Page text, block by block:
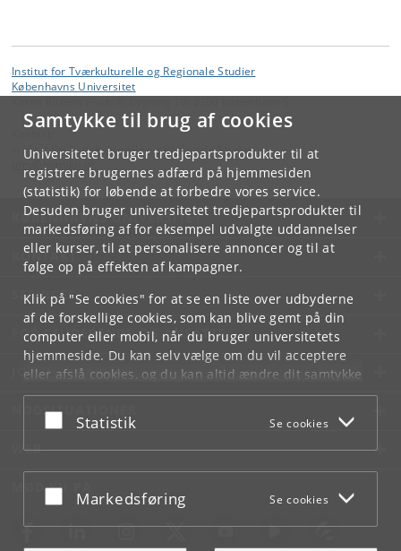
Samtykke til brug af cookies
Universitetet bruger tredjepartsprodukter til at
registrere brugernes adfærd på hjemmesiden
(statistik) for løbende at forbedre vores service.
Desuden bruger universitetet tredjepartsprodukter til
markedsføring af for eksempel udvalgte uddannelser
eller kurser, til at personalisere annoncer og til at
følge op på effekten af kampagner.
Klik på "Se cookies" for at se en liste over udbyderne
af de forskellige cookies, som kan blive gemt på din
computer eller mobil, når du bruger universitetets
hjemmeside. Du kan selv vælge om du vil acceptere
eller afslå cookies, og du kan altid ændre dit samtykke
underCookie- og privatlivspolitiksom du finder i
bunden af hver side.
Acceptér eller afslå
Statistik Se cookies
Acceptér eller afslå
Markedsføring Se cookies
Institut for Tværkulturelle og Regionale Studier
Københavns Universitet
Institut for Tværkulturelle og Regionale Studier
KØBENHAVNS UNIVERSITET
KONTAKT
SERVICES
FOR STUDERENDE OG ANSATTE
JOB OG KARRIERE
NØDSITUATIONER
WEB
MØD KU PÅ